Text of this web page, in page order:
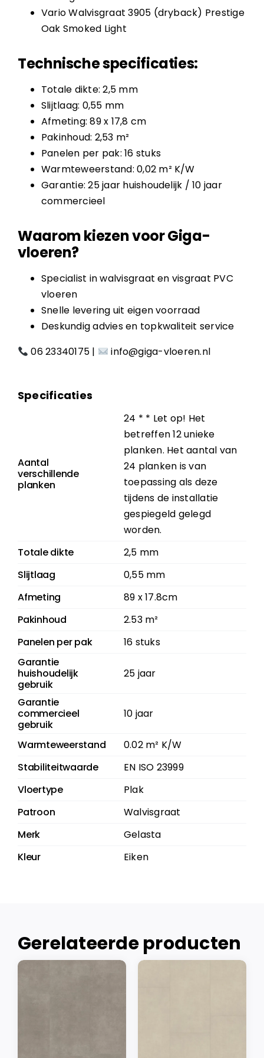
Vario Walvisgraat 3905 (dryback) Prestige
Oak Smoked Light
Technische specificaties:
Totale dikte: 2,5 mm
Slijtlaag: 0,55 mm
Afmeting: 89 x 17,8 cm
Pakinhoud: 2,53 m²
Panelen per pak: 16 stuks
Warmteweerstand: 0,02 m² K/W
Garantie: 25 jaar huishoudelijk / 10 jaar
commercieel
Waarom kiezen voor Giga-
vloeren?
Specialist in walvisgraat en visgraat PVC
vloeren
Snelle levering uit eigen voorraad
Deskundig advies en topkwaliteit service
06 23340175 | info@giga-vloeren.nl
Specificaties
Aantal
verschillende
planken
24 * * Let op! Het
betreffen 12 unieke
planken. Het aantal van
24 planken is van
toepassing als deze
tijdens de installatie
gespiegeld gelegd
worden.
Totale dikte
2,5 mm
Slijtlaag
0,55 mm
Afmeting
89 x 17.8cm
Pakinhoud
2.53 m²
Panelen per pak
16 stuks
Garantie
huishoudelijk
gebruik
25 jaar
Garantie
commercieel
gebruik
10 jaar
Warmteweerstand
0.02 m² K/W
Stabiliteitwaarde
EN ISO 23999
Vloertype
Plak
Patroon
Walvisgraat
Merk
Gelasta
Kleur
Eiken
Gerelateerde producten